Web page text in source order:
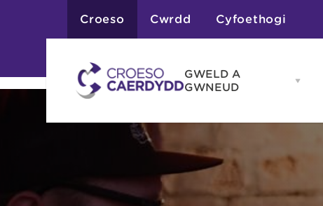
Croeso Cwrdd Cyfoethogi
GWELD A
GWNEUD
Open
Gweithgareddau
Adloniant
Chwaraeon
Teithiau a Golygfeydd